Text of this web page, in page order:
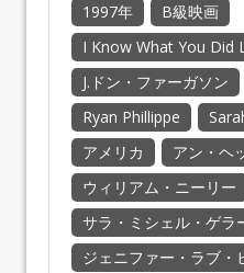
1997年
B級映画
I Know What You Did
J.ドン・ファーガソン
Ryan Phillippe
アメリカ
アン・ヘ
ウィリアム・ニーリー
サラ・ミシェル・ゲラ
ジェニファー・ラブ・